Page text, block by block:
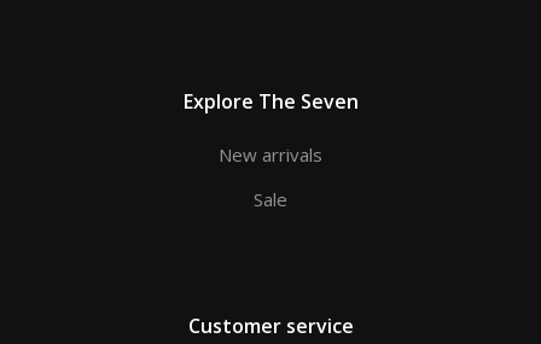
Explore The Seven
New arrivals
Sale
Customer service